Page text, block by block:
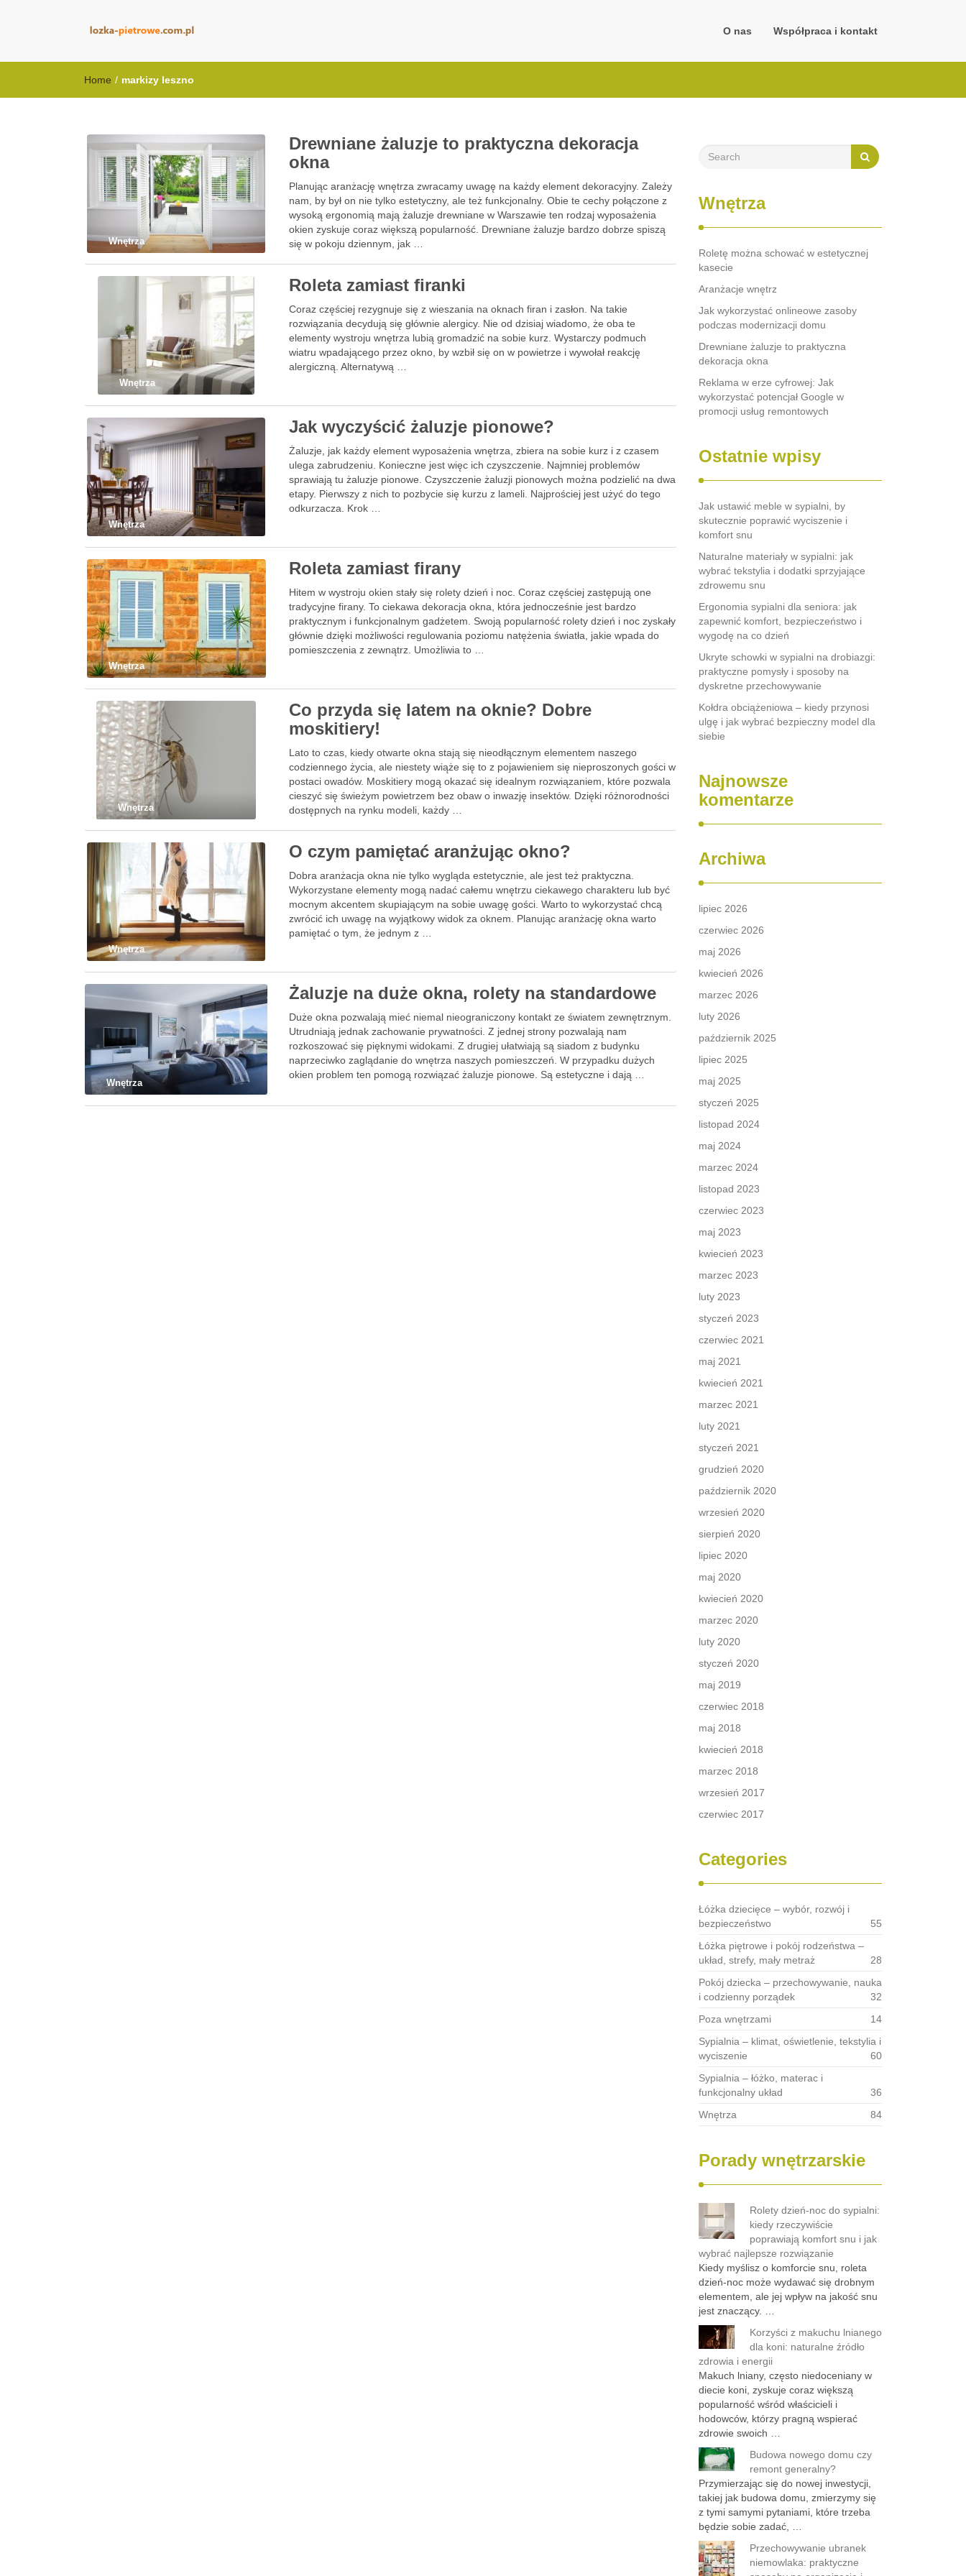
O nas Współpraca i kontakt
Home / markizy leszno
Wnętrza
Drewniane żaluzje to praktyczna dekoracja
okna
Planując aranżację wnętrza zwracamy uwagę na każdy element dekoracyjny. Zależy
nam, by był on nie tylko estetyczny, ale też funkcjonalny. Obie te cechy połączone z
wysoką ergonomią mają żaluzje drewniane w Warszawie ten rodzaj wyposażenia
okien zyskuje coraz większą popularność. Drewniane żaluzje bardzo dobrze spiszą
się w pokoju dziennym, jak …
Wnętrza
Roleta zamiast firanki
Coraz częściej rezygnuje się z wieszania na oknach firan i zasłon. Na takie
rozwiązania decydują się głównie alergicy. Nie od dzisiaj wiadomo, że oba te
elementy wystroju wnętrza lubią gromadzić na sobie kurz. Wystarczy podmuch
wiatru wpadającego przez okno, by wzbił się on w powietrze i wywołał reakcję
alergiczną. Alternatywą …
Wnętrza
Jak wyczyścić żaluzje pionowe?
Żaluzje, jak każdy element wyposażenia wnętrza, zbiera na sobie kurz i z czasem
ulega zabrudzeniu. Konieczne jest więc ich czyszczenie. Najmniej problemów
sprawiają tu żaluzje pionowe. Czyszczenie żaluzji pionowych można podzielić na dwa
etapy. Pierwszy z nich to pozbycie się kurzu z lameli. Najprościej jest użyć do tego
odkurzacza. Krok …
Wnętrza
Roleta zamiast firany
Hitem w wystroju okien stały się rolety dzień i noc. Coraz częściej zastępują one
tradycyjne firany. To ciekawa dekoracja okna, która jednocześnie jest bardzo
praktycznym i funkcjonalnym gadżetem. Swoją popularność rolety dzień i noc zyskały
głównie dzięki możliwości regulowania poziomu natężenia światła, jakie wpada do
pomieszczenia z zewnątrz. Umożliwia to …
Wnętrza
Co przyda się latem na oknie? Dobre
moskitiery!
Lato to czas, kiedy otwarte okna stają się nieodłącznym elementem naszego
codziennego życia, ale niestety wiąże się to z pojawieniem się nieproszonych gości w
postaci owadów. Moskitiery mogą okazać się idealnym rozwiązaniem, które pozwala
cieszyć się świeżym powietrzem bez obaw o inwazję insektów. Dzięki różnorodności
dostępnych na rynku modeli, każdy …
Wnętrza
O czym pamiętać aranżując okno?
Dobra aranżacja okna nie tylko wygląda estetycznie, ale jest też praktyczna.
Wykorzystane elementy mogą nadać całemu wnętrzu ciekawego charakteru lub być
mocnym akcentem skupiającym na sobie uwagę gości. Warto to wykorzystać chcą
zwrócić ich uwagę na wyjątkowy widok za oknem. Planując aranżację okna warto
pamiętać o tym, że jednym z …
Wnętrza
Żaluzje na duże okna, rolety na standardowe
Duże okna pozwalają mieć niemal nieograniczony kontakt ze światem zewnętrznym.
Utrudniają jednak zachowanie prywatności. Z jednej strony pozwalają nam
rozkoszować się pięknymi widokami. Z drugiej ułatwiają są siadom z budynku
naprzeciwko zaglądanie do wnętrza naszych pomieszczeń. W przypadku dużych
okien problem ten pomogą rozwiązać żaluzje pionowe. Są estetyczne i dają …
Wnętrza
Roletę można schować w estetycznej
kasecie
Aranżacje wnętrz
Jak wykorzystać onlineowe zasoby
podczas modernizacji domu
Drewniane żaluzje to praktyczna
dekoracja okna
Reklama w erze cyfrowej: Jak
wykorzystać potencjał Google w
promocji usług remontowych
Ostatnie wpisy
Jak ustawić meble w sypialni, by
skutecznie poprawić wyciszenie i
komfort snu
Naturalne materiały w sypialni: jak
wybrać tekstylia i dodatki sprzyjające
zdrowemu snu
Ergonomia sypialni dla seniora: jak
zapewnić komfort, bezpieczeństwo i
wygodę na co dzień
Ukryte schowki w sypialni na drobiazgi:
praktyczne pomysły i sposoby na
dyskretne przechowywanie
Kołdra obciążeniowa – kiedy przynosi
ulgę i jak wybrać bezpieczny model dla
siebie
Najnowsze
komentarze
Archiwa
lipiec 2026
czerwiec 2026
maj 2026
kwiecień 2026
marzec 2026
luty 2026
październik 2025
lipiec 2025
maj 2025
styczeń 2025
listopad 2024
maj 2024
marzec 2024
listopad 2023
czerwiec 2023
maj 2023
kwiecień 2023
marzec 2023
luty 2023
styczeń 2023
czerwiec 2021
maj 2021
kwiecień 2021
marzec 2021
luty 2021
styczeń 2021
grudzień 2020
październik 2020
wrzesień 2020
sierpień 2020
lipiec 2020
maj 2020
kwiecień 2020
marzec 2020
luty 2020
styczeń 2020
maj 2019
czerwiec 2018
maj 2018
kwiecień 2018
marzec 2018
wrzesień 2017
czerwiec 2017
Categories
Łóżka dziecięce – wybór, rozwój i
bezpieczeństwo
55
Łóżka piętrowe i pokój rodzeństwa –
układ, strefy, mały metraż
28
Pokój dziecka – przechowywanie, nauka
i codzienny porządek
32
Poza wnętrzami
14
Sypialnia – klimat, oświetlenie, tekstylia i
wyciszenie
60
Sypialnia – łóżko, materac i
funkcjonalny układ
36
Wnętrza
84
Porady wnętrzarskie
Rolety dzień-noc do sypialni:
kiedy rzeczywiście
poprawiają komfort snu i jak
wybrać najlepsze rozwiązanie
Kiedy myślisz o komforcie snu, roleta
dzień-noc może wydawać się drobnym
elementem, ale jej wpływ na jakość snu
jest znaczący. …
Korzyści z makuchu lnianego
dla koni: naturalne źródło
zdrowia i energii
Makuch lniany, często niedoceniany w
diecie koni, zyskuje coraz większą
popularność wśród właścicieli i
hodowców, którzy pragną wspierać
zdrowie swoich …
Budowa nowego domu czy
remont generalny?
Przymierzając się do nowej inwestycji,
takiej jak budowa domu, zmierzymy się
z tymi samymi pytaniami, które trzeba
będzie sobie zadać, …
Przechowywanie ubranek
niemowlaka: praktyczne